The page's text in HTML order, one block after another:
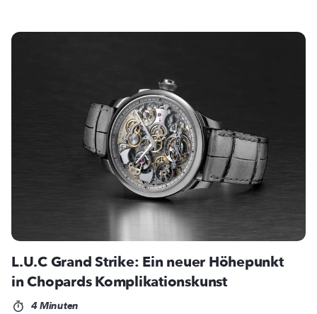
L.U.C Grand Strike: Ein neuer Höhepunkt
in Chopards Komplikationskunst
4 Minuten